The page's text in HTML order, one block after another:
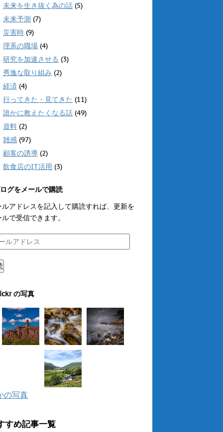
未来を生き抜く為の話 (5)
未来予測 (7)
災害時 (9)
理系の職場 (4)
研究を加速させる (3)
秀逸な取り組み (2)
経済 (4)
行ってきた・見てきた (11)
誰かに教えたくなる話 (49)
資料 (2)
雑感 (97)
顧客の誘導 (2)
飲食店のIT活用 (3)
グをメールで購読
ルアドレスを記入して購読すれば、更新を
で受信できます。
の写真
の写真
すめ記事一覧